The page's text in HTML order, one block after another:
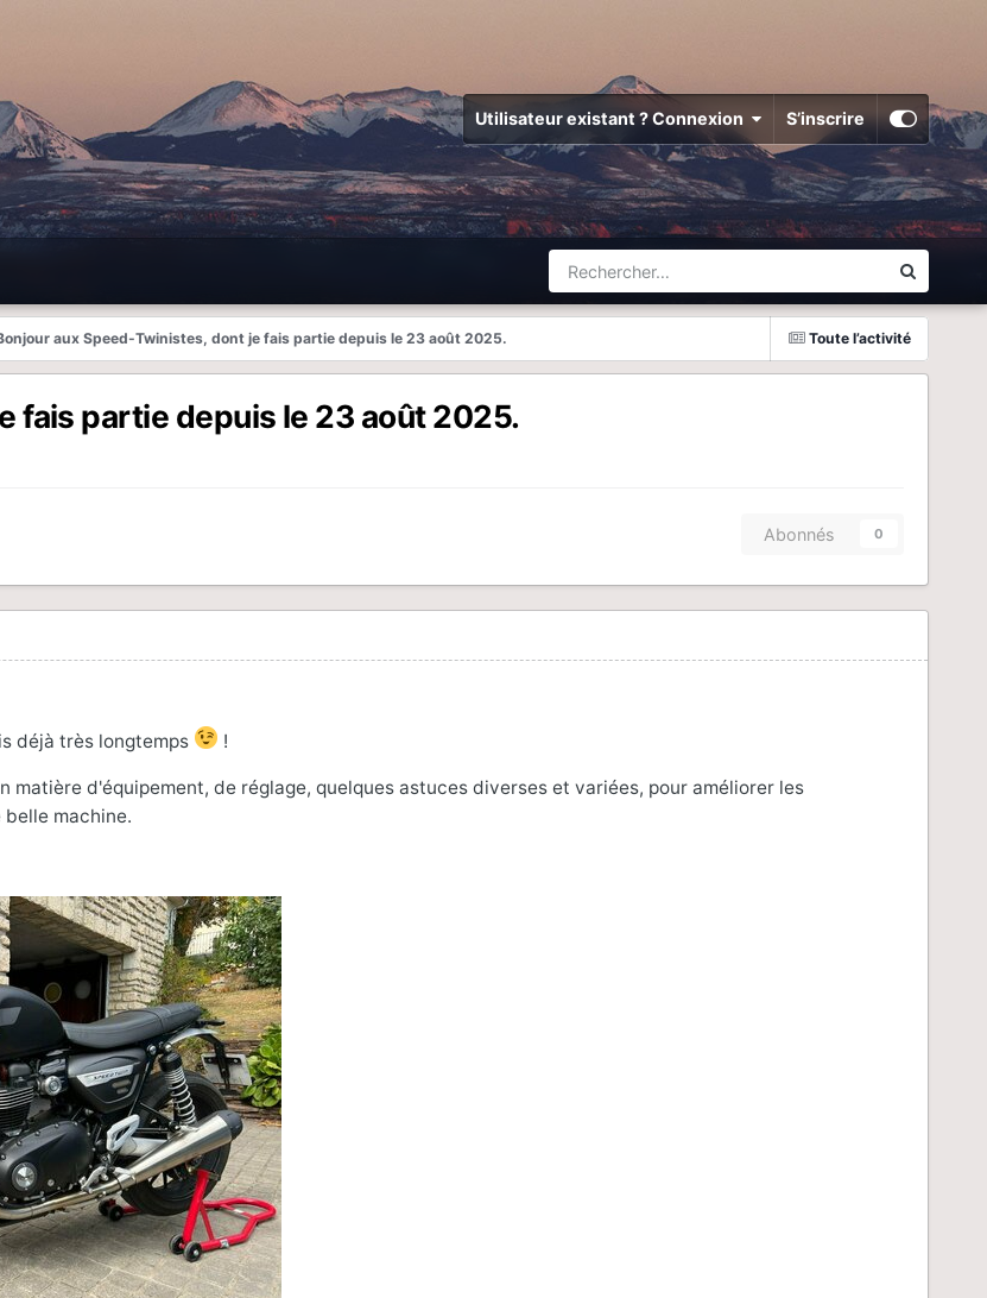
Utilisateur existant ? Connexion S’inscrire
Toute l’activité
aux Speed-Twinistes, dont je fais partie depuis le 23 août 2025.
fais partie depuis le 23 août 2025.
Abonnés 0
déjà très longtemps !
matière d'équipement, de réglage, quelques astuces diverses et variées, pour améliorer les
machine.